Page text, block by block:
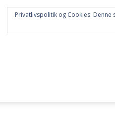
Privatlivspolitik og Cookies: